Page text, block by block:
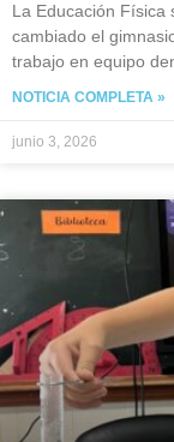
La Educación Física
cambiado el
trabajo en equipo
NOTICIA COMPLETA »
junio 3, 2026